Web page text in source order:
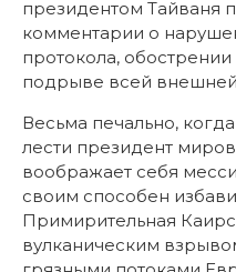
президентом Тайваня
комментарии о
протокола,
подрыве всей
Весьма печально,
лести президент
воображает себя
своим способен
Примирительная
вулканическим